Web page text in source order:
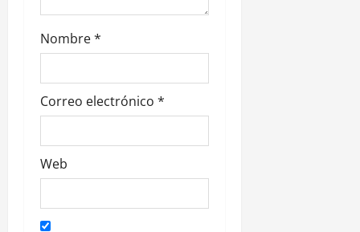
d
a
s
Nombre*
Correo electrónico *
Web